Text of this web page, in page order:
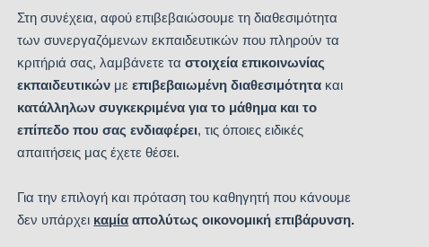
Στη συνέχεια, αφού επιβεβαιώσουμε τη διαθεσιμότητα
των συνεργαζόμενων εκπαιδευτικών που πληρούν τα
κριτήριά σας, λαμβάνετε ταστοιχεία επικοινωνίας
εκπαιδευτικών μεεπιβεβαιωμένη διαθεσιμότητα και
κατάλληλων συγκεκριμένα για το μάθημα και το
επίπεδο που σας ενδιαφέρει, τις όποιες ειδικές
απαιτήσεις μας έχετε θέσει.
Για την επιλογή και πρόταση του καθηγητή που κάνουμε
δεν υπάρχει καμία απολύτως οικονομική επιβάρυνση.